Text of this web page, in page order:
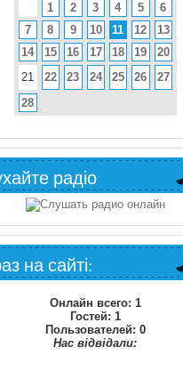
1
2 3 4 5
6
7
8 9 10 11 12
13
14
15 16 17 18 19
20
21
22 23 24 25 26
27
28
радіо
на сайті:
Онлайн всего: 1
Гостей: 1
Пользователей: 0
Нас відвідали: